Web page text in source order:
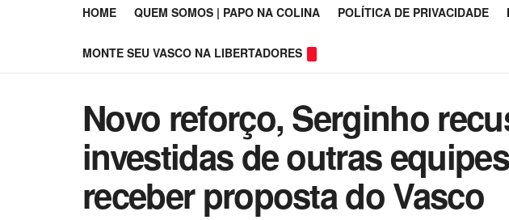
HOME QUEM SOMOS | PAPO NA COLINA POLÍTICA DE PRIVACIDADE
MONTE SEU VASCO NA LIBERTADORES
Novo reforço, Serginho
investidas de outras
receber proposta do Vasco